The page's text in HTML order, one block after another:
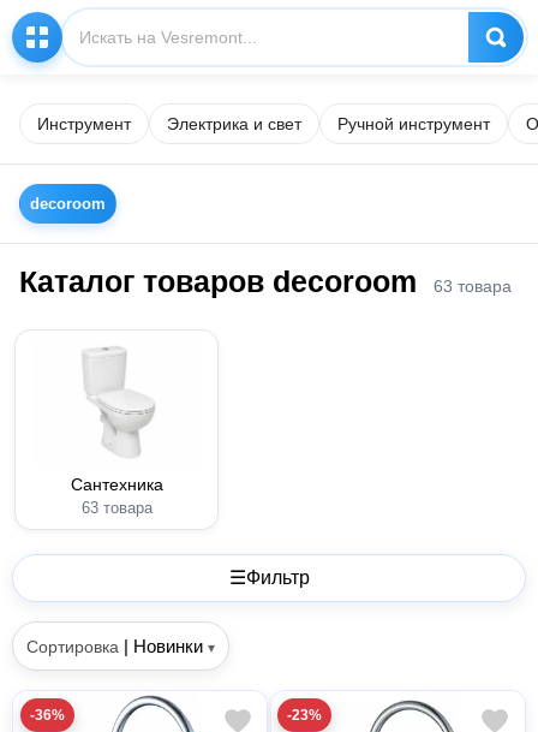
Инструмент Электрика и свет Ручной инструмент
decoroom
Каталог товаров decoroom 63 товара
Сантехника
63 товара
☰Фильтр
Сортировка | Новинки ▾
-36% -23%